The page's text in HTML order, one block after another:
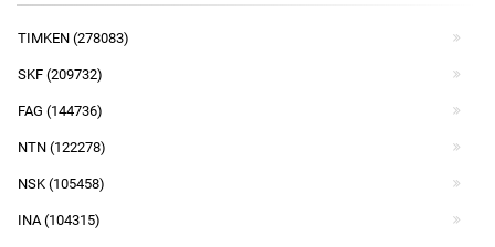
TIMKEN (278083)
SKF (209732)
FAG (144736)
NTN (122278)
NSK (105458)
INA (104315)